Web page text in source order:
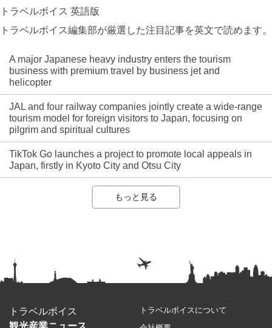
トラベルボイス 英語版
トラベルボイス編集部が厳選した注目記事を英文で読めます。
A major Japanese heavy industry enters the tourism
business with premium travel by business jet and
helicopter
JAL and four railway companies jointly create a wide-range
tourism model for foreign visitors to Japan, focusing on
pilgrim and spiritual cultures
TikTok Go launches a project to promote local appeals in
Japan, firstly in Kyoto City and Otsu City
もっと見る
トラベルボイス
トラベルボイスについて